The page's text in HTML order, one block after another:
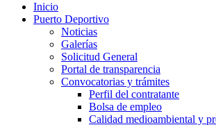
Inicio
Puerto Deportivo
Noticias
Galerías
Solicitud General
Portal de transparencia
Convocatorias y trámites
Perfil del contratante
Bolsa de empleo
Calidad medioambiental y